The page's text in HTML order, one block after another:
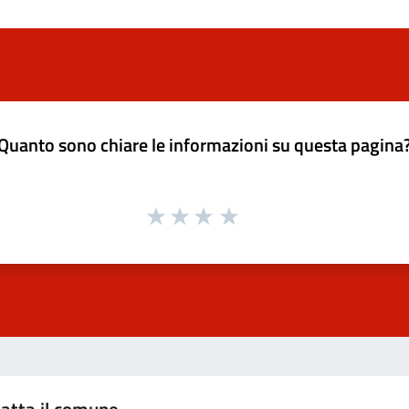
sono chiare le informazioni su questa